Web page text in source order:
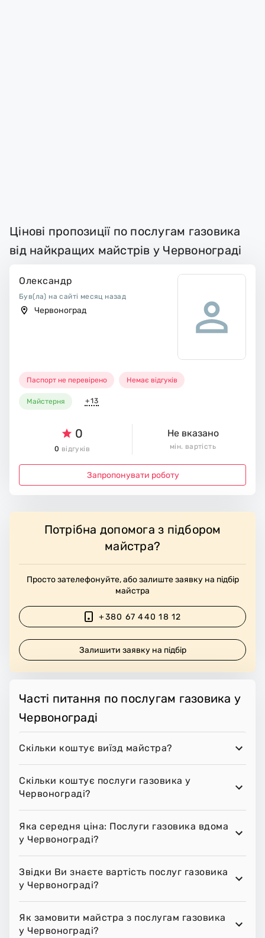
Цінові пропозиції по послугам газовика
від найкращих майстрів у Червонограді
Олександр
Був(ла) на сайті месяц назад
Червоноград
Паспорт не перевірено Немає відгуків
Майстерня +13
0
0 відгуків
Не вказано
мін. вартість
Запропонувати роботу
Потрібна допомога з підбором
майстра?
Просто зателефонуйте, або залиште заявку на підбір
майстра
+380 67 440 18 12
Залишити заявку на підбір
Часті питання по послугам газовика у
Червонограді
Скільки коштує виїзд майстра?
Скільки коштує послуги газовика у
Червонограді?
Яка середня ціна: Послуги газовика вдома
у Червонограді?
Звідки Ви знаєте вартість послуг газовика
у Червонограді?
Як замовити майстра з послугам газовика
у Червонограді?